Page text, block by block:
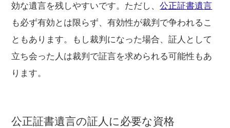
効な遺言を残しやすいです。ただし、公正証書遺言
も必ず有効とは限らず、有効性が裁判で争われるこ
ともあります。もし裁判になった場合、証人として
立ち会った人は裁判で証言を求められる可能性もあ
ります。
公正証書遺言の証人に必要な資格